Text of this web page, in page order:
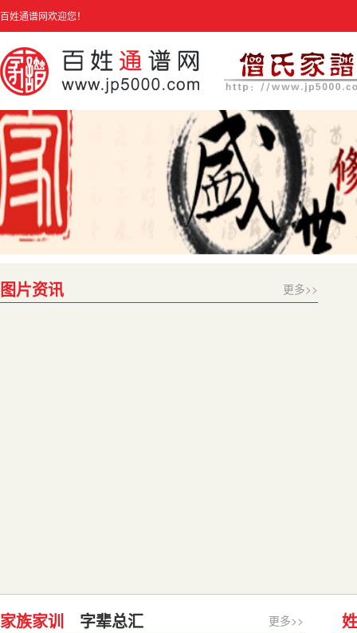
百姓通谱网欢迎您！
图片资讯 更多>>
家族家训 字辈总汇 更多>>